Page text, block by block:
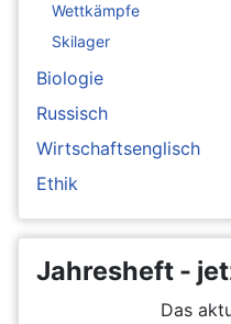
Wettkämpfe
Skilager
Biologie
Russisch
Wirtschaftsenglisch
Ethik
Jahresheft -
Das